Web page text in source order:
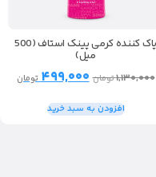
پاک کننده کرمی پینک استاف (500
میل)
۱,۱۳۰,۰۰۰تومان ۴۹۹,۰۰۰تومان
افزودن به سبد خرید